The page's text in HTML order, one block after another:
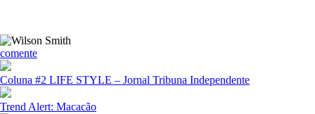
comente
Coluna #2 LIFE STYLE – Jornal Tribuna Independente
Trend Alert: Macacão